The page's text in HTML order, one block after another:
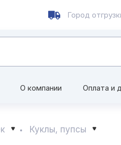
Город
О компании Оплата и
Куклы, пупсы